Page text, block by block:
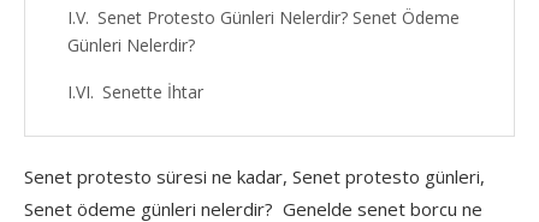
Senet Protesto Günleri Nelerdir? Senet Ödeme
Günleri Nelerdir?
Senette İhtar
Senet protesto süresi ne kadar, Senet protesto günleri,
Senet ödeme günleri nelerdir? Genelde senet borcu ne